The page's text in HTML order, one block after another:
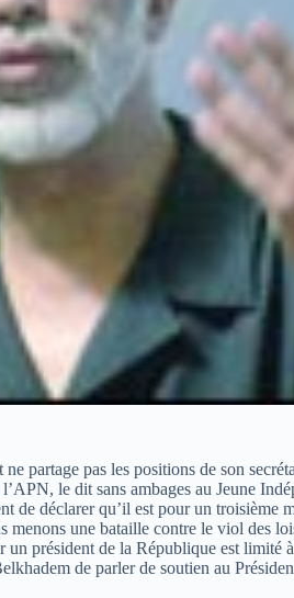
partage pas les positions de son
le dit sans ambages au Jeune
de déclarer qu’il est pour un
une bataille contre le viol des
président de la République est
de parler de soutien au